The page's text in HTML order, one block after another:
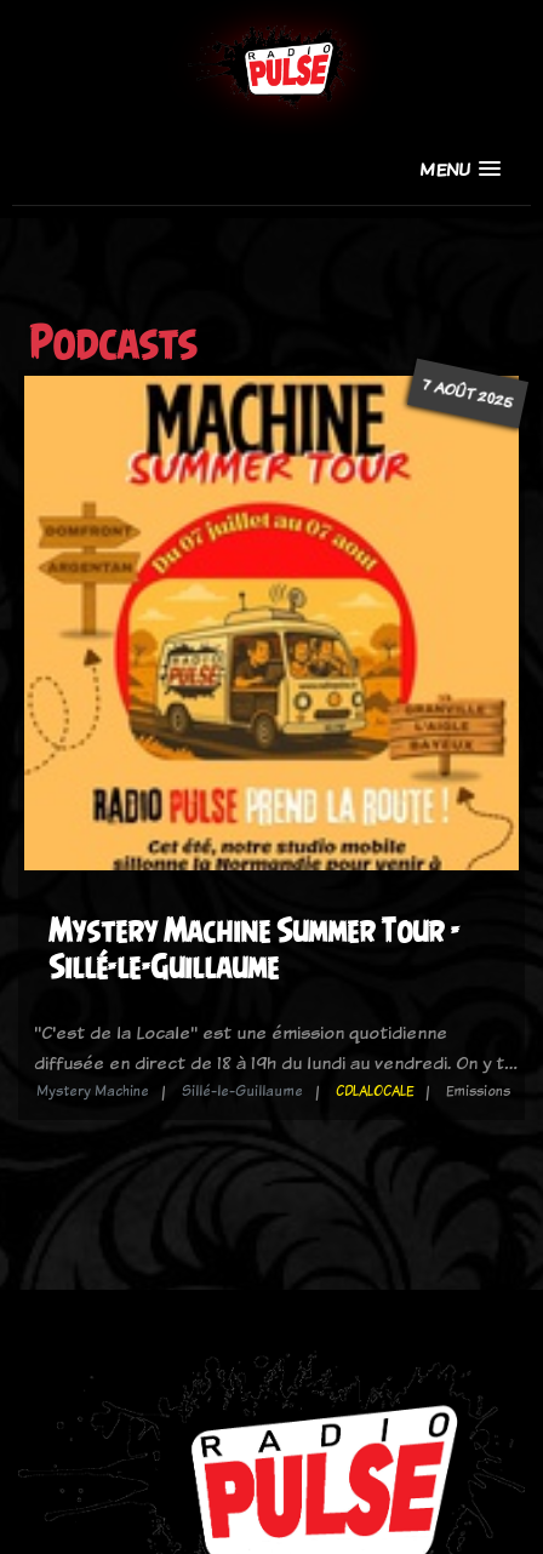
MENU
Podcasts
7 AOÛT 2025
Mystery Machine Summer Tour -
Sillé-le-Guillaume
"C'est de la Locale" est une émission quotidienne
diffusée en direct de 18 à 19h du lundi au vendredi. On y t…
Mystery Machine Sillé-le-Guillaume CDLALOCALE Emissions